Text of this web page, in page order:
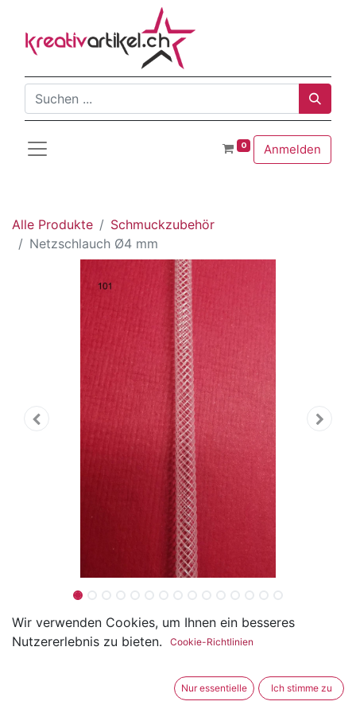
0 Anmelden
Alle Produkte
Schmuckzubehör
Netzschlauch Ø4 mm
Netzschlauch Ø4 mm
Dieser Netzschlauch hat einen Durchmesser von ca.
4mm und ist aus PE Monofile also eine Kunststoffart.
Wir verwenden Cookies, um Ihnen ein besseres
Nutzererlebnis zu bieten.
Cookie-Richtlinien
Nur essentielle Ich stimme zu